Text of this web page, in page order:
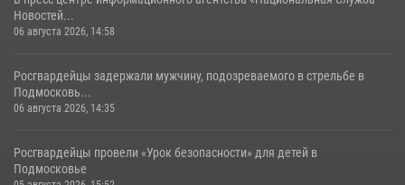
Новостей...
06 августа 2026, 14:58
Росгвардейцы задержали мужчину, подозреваемого в стрельбе в
Подмосковь...
06 августа 2026, 14:35
Росгвардейцы провели «Урок безопасности» для детей в
Подмосковье